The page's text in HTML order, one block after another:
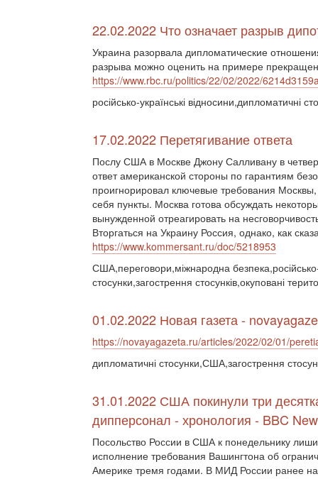
22.02.2022 Что означает разрыв
Украина разорвала дипломатические
разрыва можно оценить на примере
https://www.rbc.ru/politics/22/02/2022/
російсько-українські відносини,дипломатичні
17.02.2022 Перетягивание ответа
Послу США в Москве Джону Салливану в
ответ американской стороны по гарантиям
проигнорировал ключевые требования
себя пункты. Москва готова обсуждать
вынужденной отреагировать на
Вторгаться на Украину Россия, однако, как
https://www.kommersant.ru/doc/5218953
США,переговори,міжнародна безпека,російсько-
стосунки,загострення стосунків,окуповані
01.02.2022 Новая газета -
https://novayagazeta.ru/articles/2022/02/01/
дипломатичні стосунки,США,загострення
31.01.2022 США покинули три
дипперсонал - хронология - BBC
Посольство России в США к понедельнику
исполнение требования Вашингтона об
Америке тремя годами. В МИД России ранее